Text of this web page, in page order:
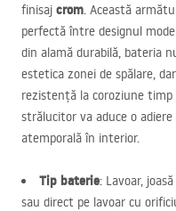
finisaj crom. Această
perfectă între designul
din alamă durabilă, bateria
estetica zonei de spălare,
rezistență la coroziune
strălucitor va aduce o
atemporală în interior.
Tip baterie: Lavoar,
sau direct pe lavoar cu